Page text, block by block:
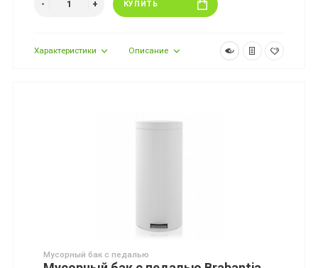
КУПИТЬ
Характеристики Описание
Мусорный бак с педалью